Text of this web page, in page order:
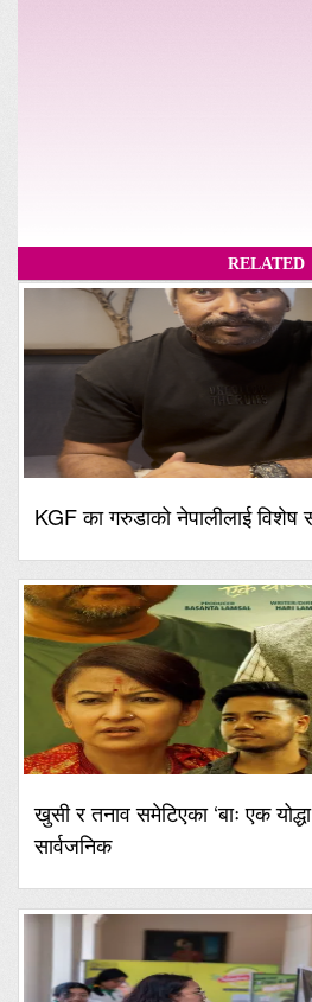
RELATED
KGF का गरुडाको नेपालीलाई विशेष
खुसी र तनाव समेटिएका ‘बाः एक
सार्वजनिक